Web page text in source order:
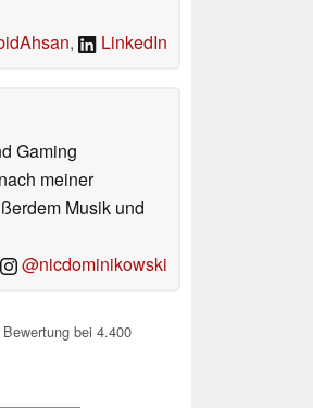
, LinkedIn
Gaming
meiner
Musik und
@nicdominikowski
bei 4.400